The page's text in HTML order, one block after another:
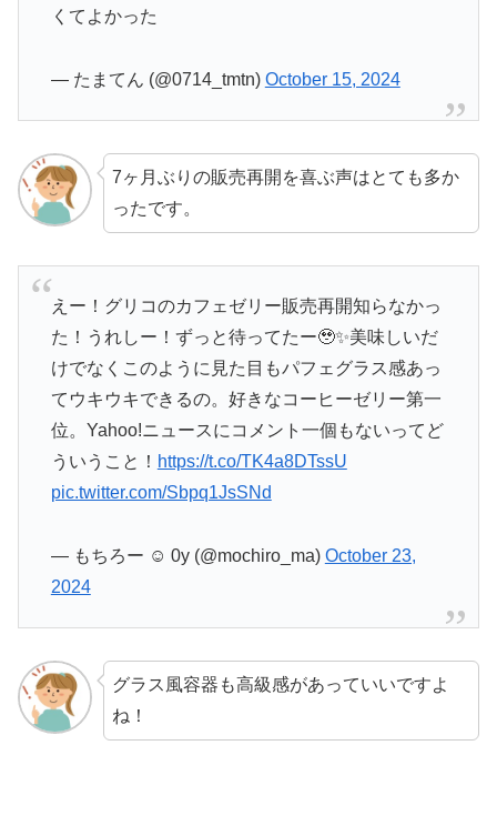
くてよかった
— たまてん (@0714_tmtn) October 15, 2024
7ヶ月ぶりの販売再開を喜ぶ声はとても多か
ったです。
えー！グリコのカフェゼリー販売再開知らなかっ
た！うれしー！ずっと待ってたー🥹✨美味しいだ
けでなくこのように見た目もパフェグラス感あっ
てウキウキできるの。好きなコーヒーゼリー第一
位。Yahoo!ニュースにコメント一個もないってど
ういうこと！ https://t.co/TK4a8DTssU
pic.twitter.com/Sbpq1JsSNd
— もちろー ☺︎ 0y (@mochiro_ma) October 23,
2024
グラス風容器も高級感があっていいですよ
ね！